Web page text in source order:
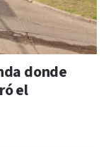
donde
el